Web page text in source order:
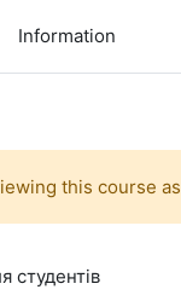
Information
this course as
студентів